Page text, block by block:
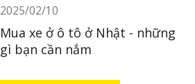
2025/02/10
Mua xe ở ô tô ở Nhật - những
gì bạn cần nắm